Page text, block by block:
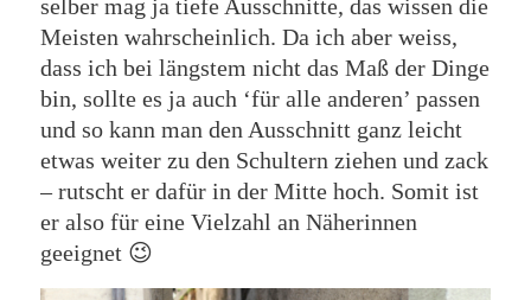
selber mag ja tiefe Ausschnitte, das wissen die
Meisten wahrscheinlich. Da ich aber weiss,
dass ich bei längstem nicht das Maß der Dinge
bin, sollte es ja auch ‘für alle anderen’ passen
und so kann man den Ausschnitt ganz leicht
etwas weiter zu den Schultern ziehen und zack
– rutscht er dafür in der Mitte hoch. Somit ist
er also für eine Vielzahl an Näherinnen
geeignet 😉